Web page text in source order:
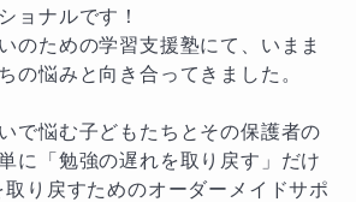
ョナルです！
のための学習支援塾にて、いまま
の悩みと向き合ってきました。
で悩む子どもたちとその保護者の
に「勉強の遅れを取り戻す」だけ
取り戻すためのオーダーメイドサポ